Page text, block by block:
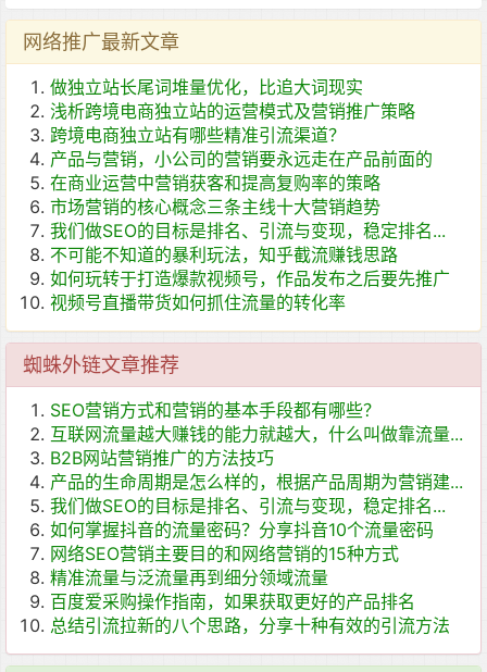
网络推广最新文章
做独立站长尾词堆量优化，比追大词现实
浅析跨境电商独立站的运营模式及营销推广策略
跨境电商独立站有哪些精准引流渠道？
产品与营销，小公司的营销要永远走在产品前面的
在商业运营中营销获客和提高复购率的策略
市场营销的核心概念三条主线十大营销趋势
我们做SEO的目标是排名、引流与变现，稳定排名...
不可能不知道的暴利玩法，知乎截流赚钱思路
如何玩转于打造爆款视频号，作品发布之后要先推广
视频号直播带货如何抓住流量的转化率
蜘蛛外链文章推荐
SEO营销方式和营销的基本手段都有哪些？
互联网流量越大赚钱的能力就越大，什么叫做靠流量...
B2B网站营销推广的方法技巧
产品的生命周期是怎么样的，根据产品周期为营销建...
我们做SEO的目标是排名、引流与变现，稳定排名...
如何掌握抖音的流量密码？分享抖音10个流量密码
网络SEO营销主要目的和网络营销的15种方式
精准流量与泛流量再到细分领域流量
百度爱采购操作指南，如果获取更好的产品排名
总结引流拉新的八个思路，分享十种有效的引流方法